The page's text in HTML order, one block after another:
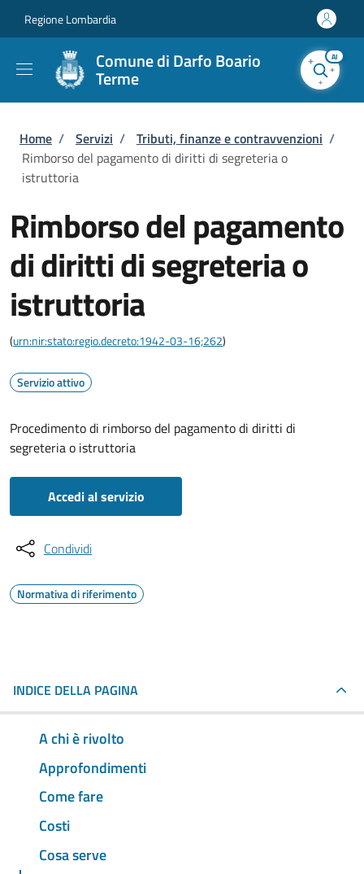
Regione Lombardia
Comune di Darfo Boario
Terme
AI
Briciole di pane
Home / Servizi / Tributi, finanze e contravvenzioni /
Rimborso del pagamento di diritti di segreteria o
istruttoria
Rimborso del pagamento
di diritti di segreteria o
istruttoria
(urn:nir:stato:regio.decreto:1942-03-16;262)
Servizio attivo
Procedimento di rimborso del pagamento di diritti di
segreteria o istruttoria
Accedi al servizio
Condividi
Normativa di riferimento
INDICE DELLA PAGINA
A chi è rivolto
Approfondimenti
Come fare
Costi
Cosa serve